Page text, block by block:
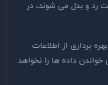
رد و بدل می شوند، در
برداری از اطلاعات
داده ها را نخواهد